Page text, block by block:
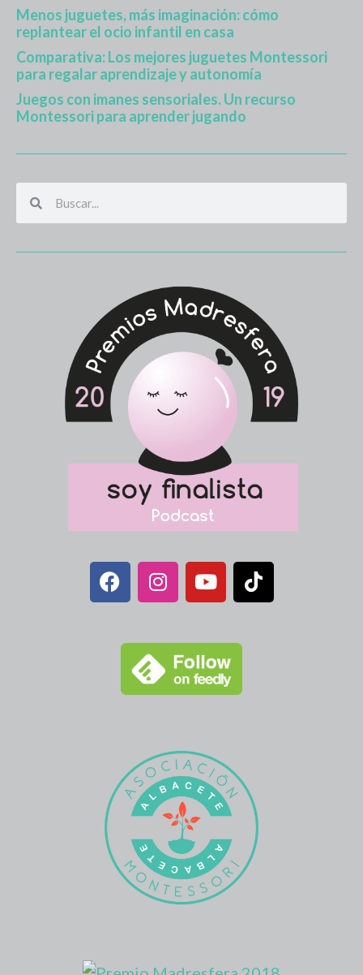
Menos juguetes, más imaginación: cómo
replantear el ocio infantil en casa
Comparativa: Los mejores juguetes Montessori
para regalar aprendizaje y autonomía
Juegos con imanes sensoriales. Un recurso
Montessori para aprender jugando